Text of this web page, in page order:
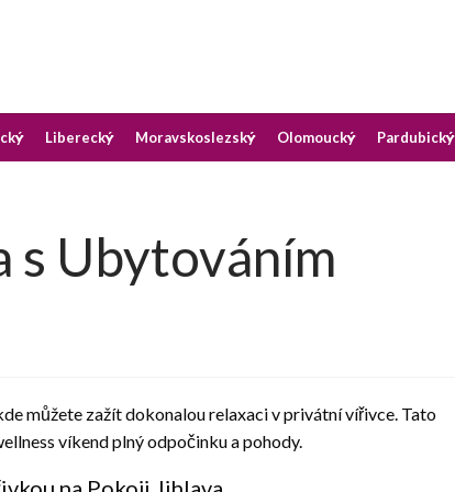
pokoji v destinaci, kterou preferujete
Liberecký Moravskoslezský Olomoucký Pardubický
s Ubytováním
můžete zažít dokonalou relaxaci v privátní vířivce. Tato
víkend plný odpočinku a pohody.